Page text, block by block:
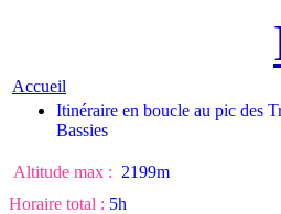
Accueil
Itinéraire en boucle au pic des
Bassies
Altitude max : 2199m
Horaire total : 5h